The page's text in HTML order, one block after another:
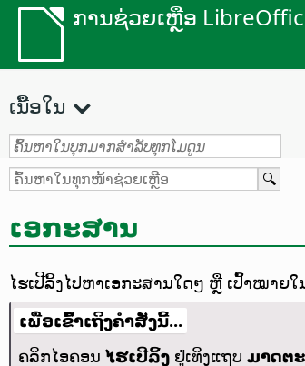
ການຊ່ວຍເຫຼືອ
ເນື້ອໃນ
ເອກະສານ
ໄຮເປີລິ້ງໄປຫາເອກະສານໃດໆ ຫຼື ເປົ້າໝາຍ
ເພື່ອເຂົ້າເຖິງຄຳສັ່ງນີ້...
ຄລິກໄອຄອນ ໄຮເປີລິ້ງຢູ່ເທິງແຖບ ມາດຕ